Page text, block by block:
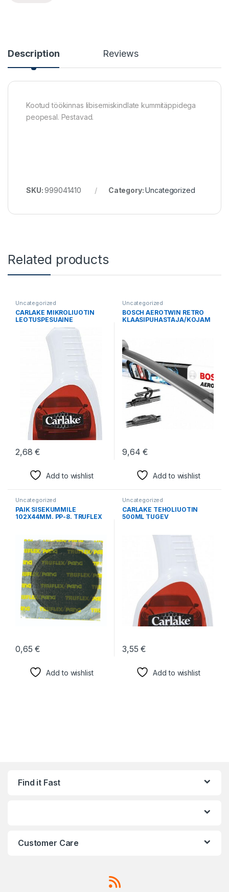
Description Reviews
Kootud töökinnas libisemiskindlate kummitäppidega
peopesal. Pestavad.
SKU:999041410 Category:Uncategorized
Related products
Uncategorized
CARLAKE MIKROLIUOTIN
LEOTUSPESUAINE
500ML/PIHUSTI
2,68€
Add to wishlist
Uncategorized
BOSCH AEROTWIN RETRO
KLAASIPUHASTAJA/KOJAM
9,64€
Add to wishlist
Uncategorized
PAIK SISEKUMMILE
102X44MM. PP-8. TRUFLEX
0,65€
Add to wishlist
Uncategorized
CARLAKE TEHOLIUOTIN
500ML TUGEV
3,55€
Add to wishlist
Find it Fast
Customer Care